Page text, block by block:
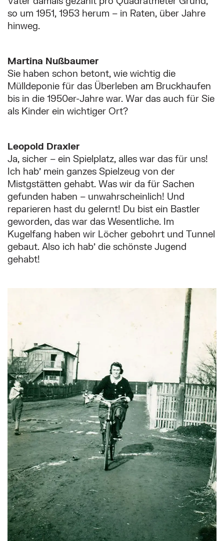
so um 1951, 1953 herum – in Raten, über Jahre
hinweg.
Martina Nußbaumer
Sie haben schon betont, wie wichtig die
Mülldeponie für das Überleben am Bruckhaufen
bis in die 1950er-Jahre war. War das auch für Sie
als Kinder ein wichtiger Ort?
Leopold Draxler
Ja, sicher – ein Spielplatz, alles war das für uns!
Ich hab’ mein ganzes Spielzeug von der
Mistgstätten gehabt. Was wir da für Sachen
gefunden haben – unwahrscheinlich! Und
reparieren hast du gelernt! Du bist ein Bastler
geworden, das war das Wesentliche. Im
Kugelfang haben wir Löcher gebohrt und Tunnel
gebaut. Also ich hab’ die schönste Jugend
gehabt!